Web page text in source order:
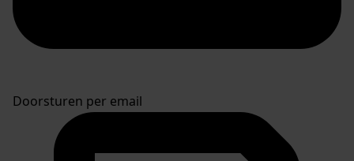
Doorsturen per email